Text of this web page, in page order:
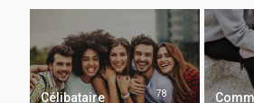
Célibataire 78